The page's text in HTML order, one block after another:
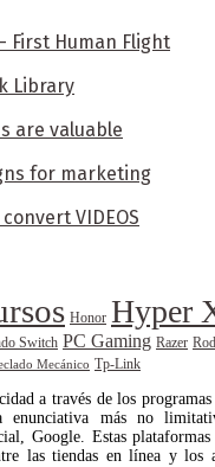
First Human Flight
Library
are valuable
for marketing
VIDEOS
Honor Hyper
Switch PC Gaming Razer
Mecánico Tp-Link
a través de los
enunciativa más no
Google. Estas
las tiendas en línea y los